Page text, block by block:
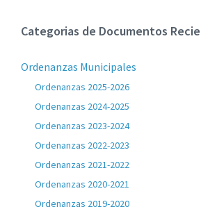
Categorias de Documentos
Ordenanzas Municipales
Ordenanzas 2025-2026
Ordenanzas 2024-2025
Ordenanzas 2023-2024
Ordenanzas 2022-2023
Ordenanzas 2021-2022
Ordenanzas 2020-2021
Ordenanzas 2019-2020